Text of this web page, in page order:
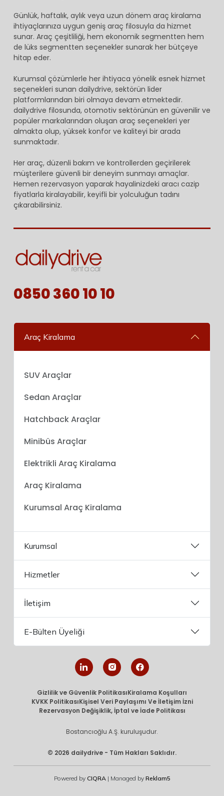
Günlük, haftalık, aylık veya uzun dönem araç kiralama
ihtiyaçlarınıza uygun geniş araç filosuyla da hizmet
sunar. Araç çeşitliliği, hem ekonomik segmentten hem
de lüks segmentten seçenekler sunarak her bütçeye
hitap eder.
Kurumsal çözümlerle her ihtiyaca yönelik esnek hizmet
seçenekleri sunan dailydrive, sektörün lider
platformlarından biri olmaya devam etmektedir.
dailydrive filosunda, otomotiv sektörünün en güvenilir ve
popüler markalarından oluşan araç seçenekleri yer
almakta olup, yüksek konfor ve kaliteyi bir arada
sunmaktadır.
Her araç, düzenli bakım ve kontrollerden geçirilerek
müşterilere güvenli bir deneyim sunmayı amaçlar.
Hemen rezervasyon yaparak hayalinizdeki aracı cazip
fiyatlarla kiralayabilir, keyifli bir yolculuğun tadını
çıkarabilirsiniz.
0850 360 10 10
Araç Kiralama
SUV Araçlar
Sedan Araçlar
Hatchback Araçlar
Minibüs Araçlar
Elektrikli Araç Kiralama
Araç Kiralama
Kurumsal Araç Kiralama
Kurumsal
Hizmetler
İletişim
E-Bülten Üyeliği
Gizlilik ve Güvenlik PolitikasıKiralama Koşulları
KVKK PolitikasıKişisel Veri Paylaşımı Ve İletişim İzni
Rezervasyon Değişiklik, İptal ve İade Politikası
Bostancıoğlu A.Ş. kuruluşudur.
© 2026 dailydrive - Tüm Hakları Saklıdır.
Powered by CIQRA | Managed by Reklam5